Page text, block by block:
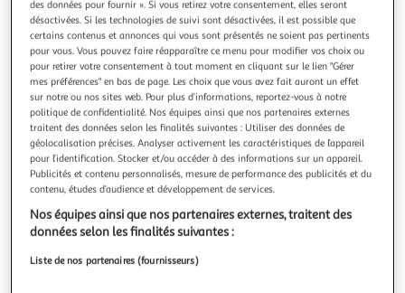
SCHAR
Salinis sans gluten
Les Salinis sans gluten Schär, un incontournable des
gâteaux apéritifs. Ces authentiques Bretzels seront parfaits
pour vos apéritifs entre amis ou en famille. Sans blé, sans
lactose. Idéal pour l'apéritif
En savoir +
60g
Vous voulez connaître le prix de ce produit ?
Afficher le prix
des données pour fournir ». Si vous retirez votre consentement, elles seront
désactivées. Si les technologies de suivi sont désactivées, il est possible que
certains contenus et annonces qui vous sont présentés ne soient pas pertinents
pour vous. Vous pouvez faire réapparaître ce menu pour modifier vos choix ou
pour retirer votre consentement à tout moment en cliquant sur le lien "Gérer
mes préférences" en bas de page. Les choix que vous avez fait auront un effet
sur notre ou nos sites web. Pour plus d’informations, reportez-vous à notre
politique de confidentialité. Nos équipes ainsi que nos partenaires externes
traitent des données selon les finalités suivantes : Utiliser des données de
géolocalisation précises. Analyser activement les caractéristiques de l’appareil
pour l’identification. Stocker et/ou accéder à des informations sur un appareil.
Publicités et contenu personnalisés, mesure de performance des publicités et du
contenu, études d’audience et développement de services.
Nos équipes ainsi que nos partenaires externes, traitent des
données selon les finalités suivantes :
Liste de nos partenaires (fournisseurs)